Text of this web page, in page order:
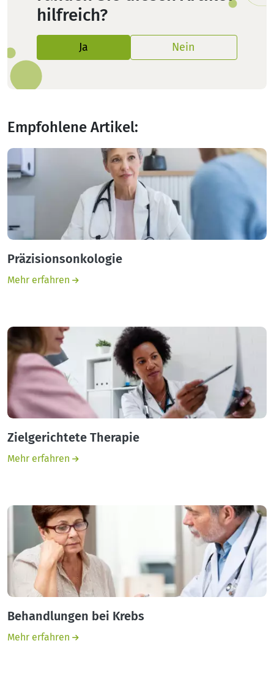
hilfreich?
Ja Nein
Empfohlene Artikel:
Präzisionsonkologie
Mehr erfahren
Zielgerichtete Therapie
Mehr erfahren
Behandlungen bei Krebs
Mehr erfahren